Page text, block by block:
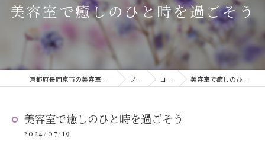
美容室で癒しのひと時を過ごそう
京都府長岡京市の美容室ならSUN-ZEN HAIR ブログ コラム 美容室で癒しのひと時を過ごそう
美容室で癒しのひと時を過ごそう
2024/07/19